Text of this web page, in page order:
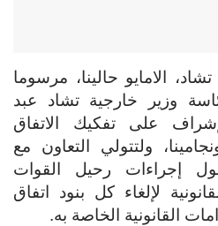
الامايو حالينا، مرسوما
وزير خارجية تشاد عبد
على تفكيك الاتفاق
ولتتولي التعاون مع
إجراءات رحيل القوات
لإلغاء كل بنود اتفاق
القانونية الخاصة به.